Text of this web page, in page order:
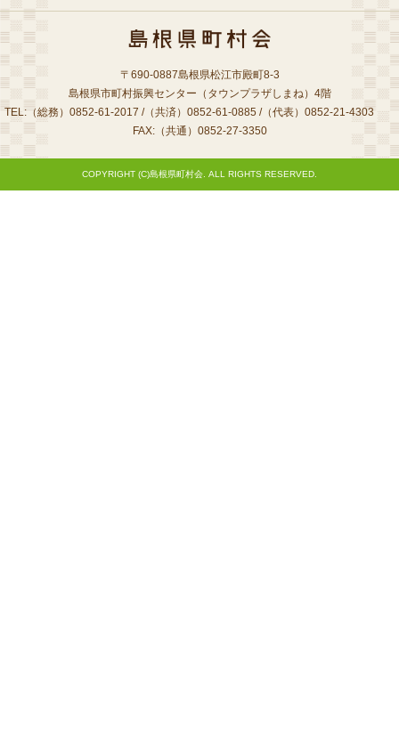
〒690-0887島根県松江市殿町8-3
島根県市町村振興センター（タウンプラザしまね）4階
TEL:（総務）0852-61-2017 /（共済）0852-61-0885 /（代表）0852-21-4303
FAX:（共通）0852-27-3350
COPYRIGHT (C)島根県町村会. ALL RIGHTS RESERVED.